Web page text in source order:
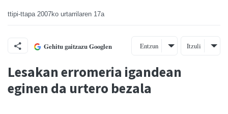
ttipi-ttapa 2007ko urtarrilaren 17a
Gehitu gaitzazu Googlen Entzun Itzuli
Lesakan erromeria igandean
eginen da urtero bezala